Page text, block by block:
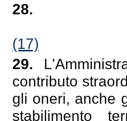
28.
(17)
29.
contributo
gli oneri, anche
stabilimento